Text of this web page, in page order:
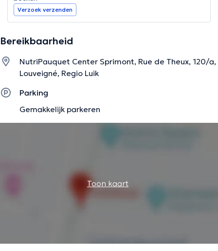
Verzoek verzenden
Bereikbaarheid
NutriPauquet Center Sprimont, Rue de Theux, 120/a,
Louveigné, Regio Luik
Parking
Gemakkelijk parkeren
Toon kaart